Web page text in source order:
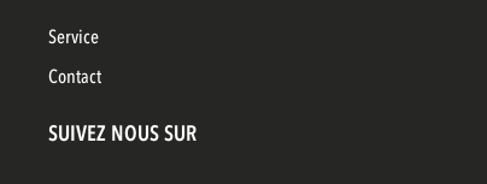
Service
Contact
SUIVEZ NOUS SUR